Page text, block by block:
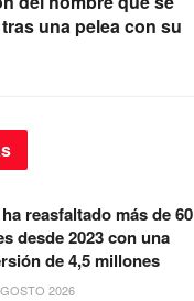
una pelea con su
reasfaltado más de 60
desde 2023 con una
de 4,5 millones
2026